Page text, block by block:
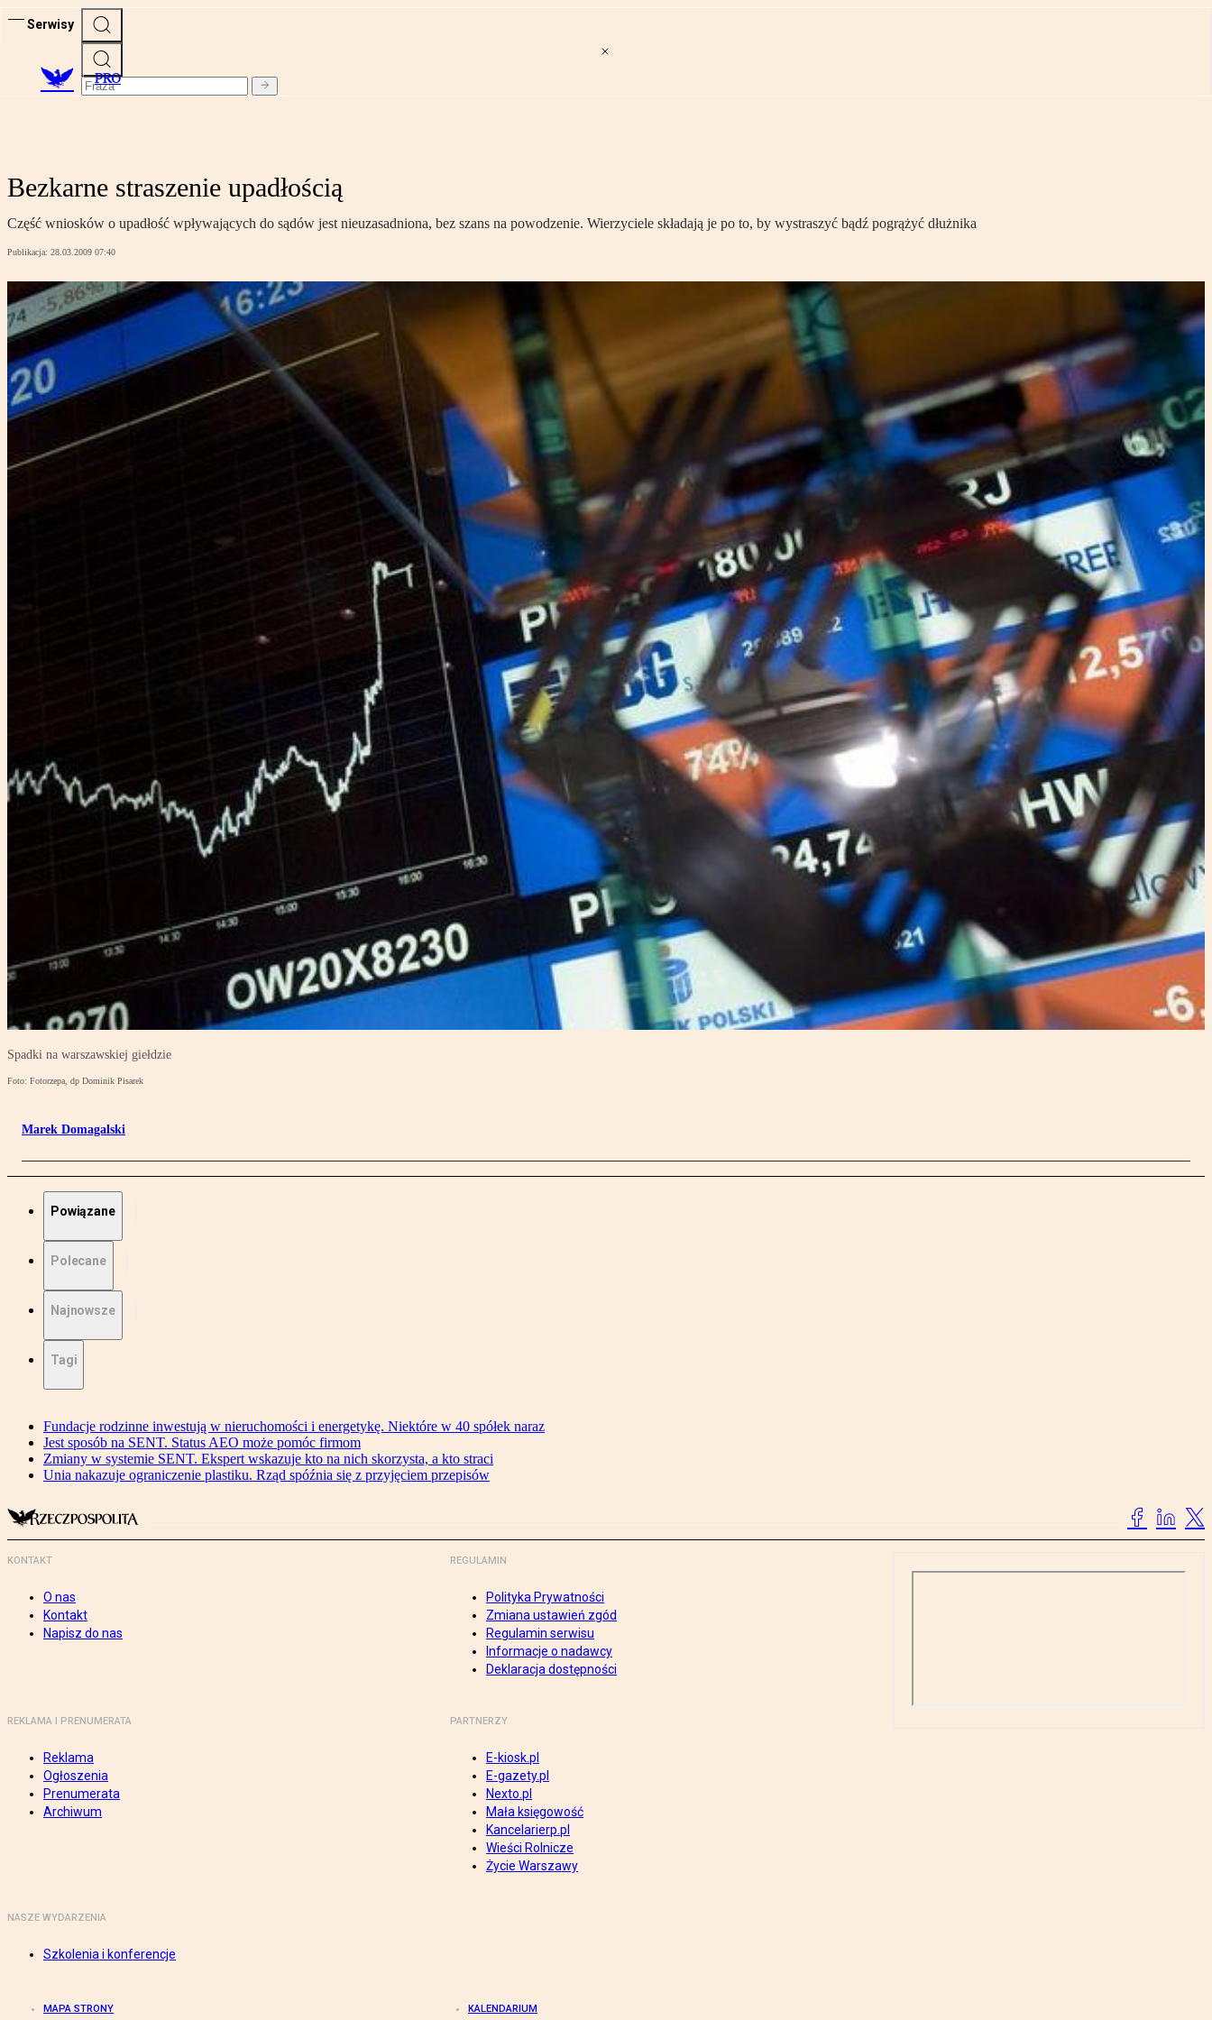
Serwisy
PRO
Bezkarne straszenie upadłością
Część wniosków o upadłość wpływających do sądów jest nieuzasadniona, bez szans na powodzenie. Wierzyciele składają je po to, by wystraszyć bądź pogrążyć dłużnika
Publikacja: 28.03.2009 07:40
Spadki na warszawskiej giełdzie
Foto: Fotorzepa, dp Dominik Pisarek
Marek Domagalski
Powiązane
Polecane
Najnowsze
Tagi
Fundacje rodzinne inwestują w nieruchomości i energetykę. Niektóre w 40 spółek naraz
Jest sposób na SENT. Status AEO może pomóc firmom
Zmiany w systemie SENT. Ekspert wskazuje kto na nich skorzysta, a kto straci
Unia nakazuje ograniczenie plastiku. Rząd spóźnia się z przyjęciem przepisów
KONTAKT
O nas
Kontakt
Napisz do nas
REGULAMIN
Polityka Prywatności
Zmiana ustawień zgód
Regulamin serwisu
Informacje o nadawcy
Deklaracja dostępności
REKLAMA I PRENUMERATA
Reklama
Ogłoszenia
Prenumerata
Archiwum
PARTNERZY
E-kiosk.pl
E-gazety.pl
Nexto.pl
Mała księgowość
Kancelarierp.pl
Wieści Rolnicze
Życie Warszawy
NASZE WYDARZENIA
Szkolenia i konferencje
MAPA STRONY KALENDARIUM